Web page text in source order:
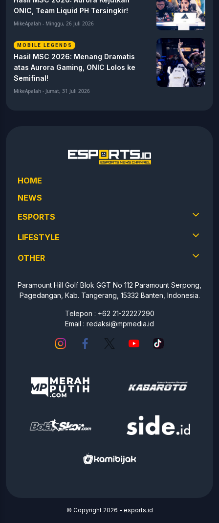
ONIC, Team Liquid PH Tersingkir!
MikeApalah - Minggu, 26 Juli 2026
MOBILE LEGENDS
Hasil MSC 2026: Menang Dramatis
atas Aurora Gaming, ONIC Lolos ke
Semifinal!
MikeApalah - Jumat, 31 Juli 2026
HOME
NEWS
ESPORTS
LIFESTYLE
OTHER
Paramount Hill Golf Blok GGT No 112 Paramount Serpong,
Pagedangan, Kab. Tangerang, 15332 Banten, Indonesia.
Telepon : +62 21-22227290
Email : redaksi@mpmedia.id
© Copyright 2026 - esports.id